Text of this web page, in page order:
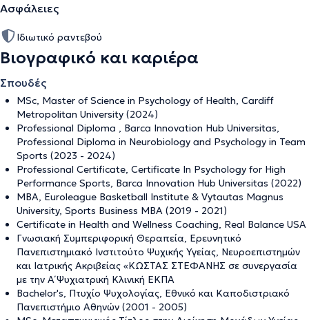
Ασφάλειες
Ιδιωτικό ραντεβού
Βιογραφικό και καριέρα
Σπουδές
MSc, Master of Science in Psychology of Health, Cardiff
Metropolitan University (2024)
Professional Diploma , Barca Innovation Hub Universitas,
Professional Diploma in Neurobiology and Psychology in Team
Sports (2023 - 2024)
Professional Certificate, Certificate In Psychology for High
Performance Sports, Barca Innovation Hub Universitas (2022)
MBA, Euroleague Basketball Institute & Vytautas Magnus
University, Sports Business MBA (2019 - 2021)
Certificate in Health and Wellness Coaching, Real Balance USA
Γνωσιακή Συμπεριφορική Θεραπεία, Ερευνητικό
Πανεπιστημιακό Ινστιτούτο Ψυχικής Υγείας, Νευροεπιστημών
και Ιατρικής Ακριβείας «ΚΩΣΤΑΣ ΣΤΕΦΑΝΗΣ σε συνεργασία
με την Α΄ Ψυχιατρική Κλινική ΕΚΠΑ
Bachelor's, Πτυχίο Ψυχολογίας, Εθνικό και Καποδιστριακό
Πανεπιστήμιο Αθηνών (2001 - 2005)